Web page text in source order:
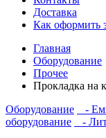
Доставка
Как оформить
Главная
Оборудование
Прочее
Прокладка на
Оборудование
-
оборудование
-